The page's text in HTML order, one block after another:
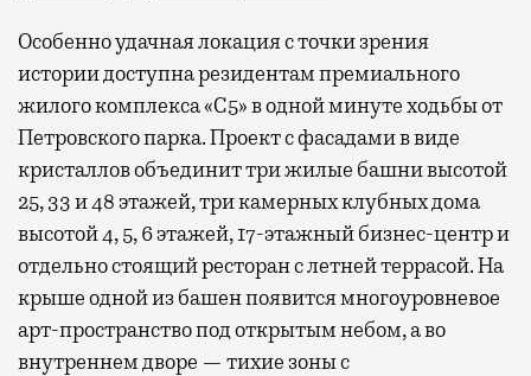
Особенно удачная локация с точки зрения
истории доступна резидентам премиального
жилого комплекса «С5»в одной минуте ходьбы от
Петровского парка. Проект с фасадами в виде
кристаллов объединит три жилые башни высотой
25, 33 и 48 этажей, три камерных клубных дома
высотой 4, 5, 6 этажей, 17-этажный бизнес-центр и
отдельно стоящий ресторан с летней террасой. На
крыше одной из башен появится многоуровневое
арт-пространство под открытым небом, а во
внутреннем дворе — тихие зоны с